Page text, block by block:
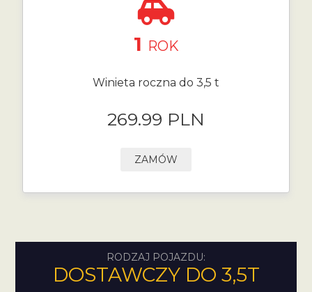
1 ROK
Winieta roczna do 3,5 t
269.99 PLN
ZAMÓW
RODZAJ POJAZDU:
DOSTAWCZY DO 3,5T